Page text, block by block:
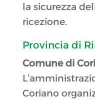
la sicurezza
ricezione.
Provincia di
Comune di
Coriano